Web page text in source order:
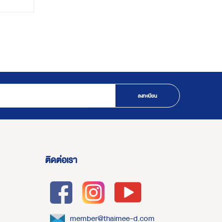
ลงทะเบียน
ติดต่อเรา
member@thaimee-d.com